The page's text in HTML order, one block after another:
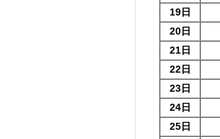
19日
20日
21日
22日
23日
24日
25日